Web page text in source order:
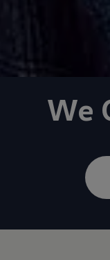
We